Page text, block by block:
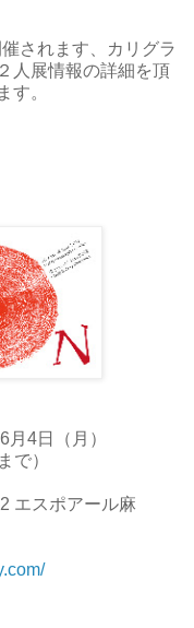
されます、カリグラ
人展情報の詳細を頂
す。
4日（月）
で）
エスポアール麻